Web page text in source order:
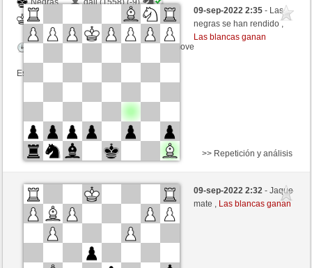
Negras
dali (1558) (-9)
Blancas
luismsb (1726) (+9)
Tiempo: 10 minutes/side + 0 seconds/move
Esta partida es por puntos
09-sep-2022 2:35- Las
negras se han rendido ,
Las blancas ganan
Blancas
Stockfish AI nivel 8
Negras
luismsb (1726)
>> Repetición y análisis
09-sep-2022 2:32- Jaque
mate , Las blancas ganan